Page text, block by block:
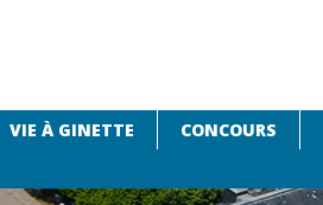
VIE À GINETTE CONCOURS